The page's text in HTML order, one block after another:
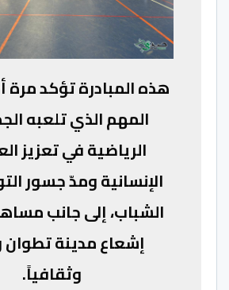
هذه المبادرة تؤكد مرة
المهم الذي تلعبه
الرياضية في تعزيز
الإنسانية ومدّ جسور
الشباب، إلى جانب
إشعاع مدينة تطوان
وثقافياً.